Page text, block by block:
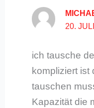
20.
ich tausche
kompliziert ist
tauschen
Kapazität die